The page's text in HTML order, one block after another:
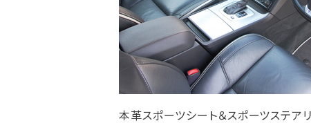
本革スポーツシート＆スポーツステア